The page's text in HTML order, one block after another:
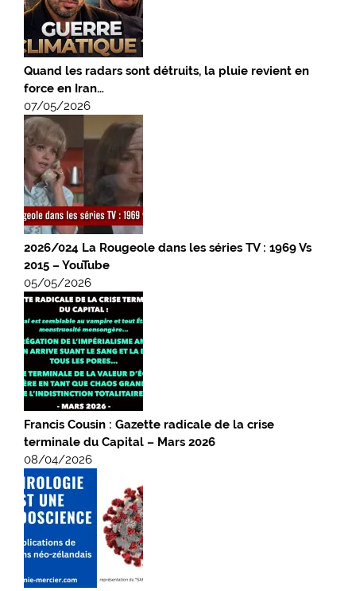
Quand les radars sont détruits, la pluie revient en
force en Iran…
07/05/2026
2026/024 La Rougeole dans les séries TV : 1969 Vs
2015 – YouTube
05/05/2026
Francis Cousin : Gazette radicale de la crise
terminale du Capital – Mars 2026
08/04/2026